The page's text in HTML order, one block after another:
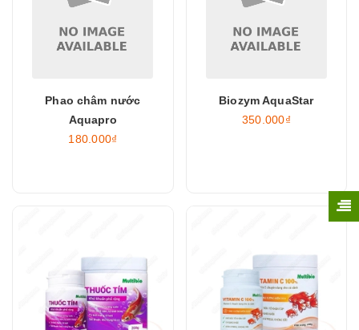
Phao châm nước
Aquapro
180.000₫
Biozym AquaStar
350.000₫